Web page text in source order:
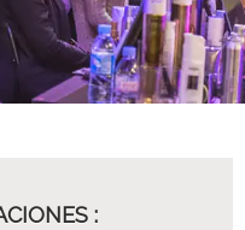
: